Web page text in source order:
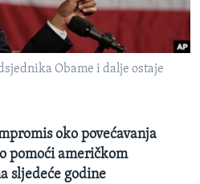
Obame i dalje ostaje
oko povećavanja
pomoći američkom
sljedeće godine